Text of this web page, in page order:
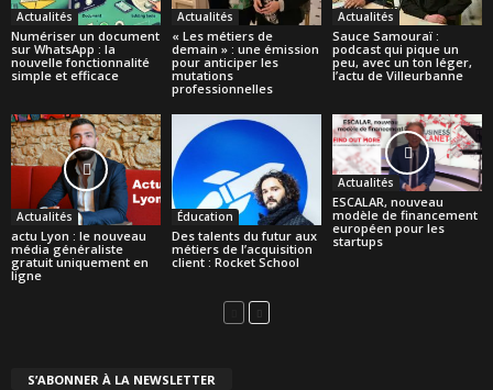
Actualités
Numériser un document
sur WhatsApp : la
nouvelle fonctionnalité
simple et efficace
Actualités
« Les métiers de
demain » : une émission
pour anticiper les
mutations
professionnelles
Actualités
Sauce Samouraï :
podcast qui pique un
peu, avec un ton léger,
l’actu de Villeurbanne
Actualités
actu Lyon : le nouveau
média généraliste
gratuit uniquement en
ligne
Éducation
Des talents du futur aux
métiers de l’acquisition
client : Rocket School
Actualités
ESCALAR, nouveau
modèle de financement
européen pour les
startups
S’ABONNER À LA NEWSLETTER